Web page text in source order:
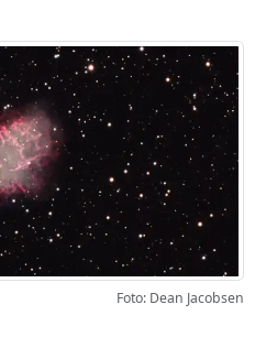
Foto: Dean Jacobsen